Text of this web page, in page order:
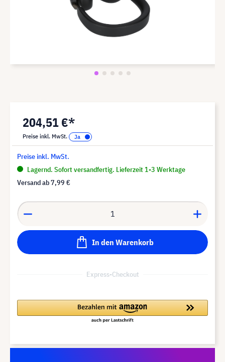
204,51 €*
Preise inkl. MwSt.
Preise inkl. MwSt.
Lagernd. Sofort versandfertig. Lieferzeit 1-3 Werktage
Versand ab7,99 €
In den Warenkorb
Express-Checkout